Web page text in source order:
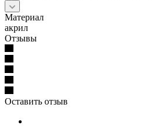
Материал
акрил
Отзывы
Оставить отзыв